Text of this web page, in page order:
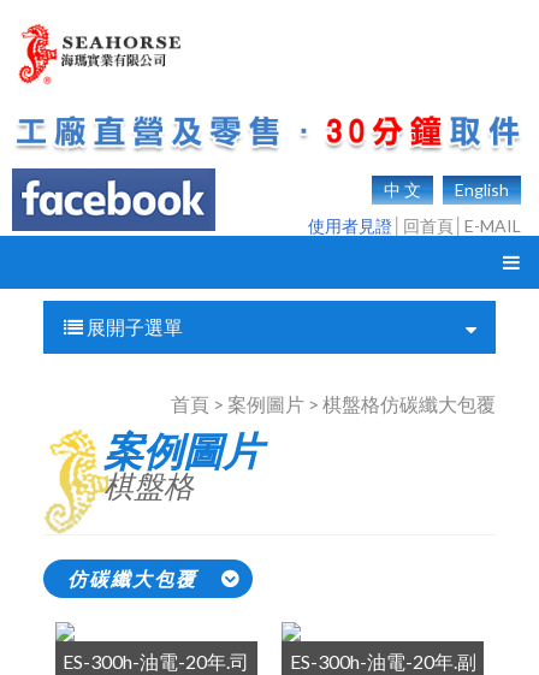
中 文
English
使用者見證 回首頁 E-MAIL
展開子選單
首頁 > 案例圖片 > 棋盤格仿碳纖大包覆
案例圖片
棋盤格
仿碳纖大包覆
ES-300h-油電-20年.司
ES-300h-油電-20年.副